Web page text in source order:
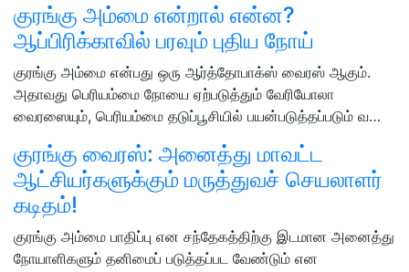
குரங்கு அம்மை என்றால் என்ன?
ஆப்பிரிக்காவில் பரவும் புதிய நோய்
குரங்கு அம்மை என்பது ஒரு ஆர்த்தோபாக்ஸ் வைரஸ் ஆகும்.
அதாவது பெரியம்மை நோயை ஏற்படுத்தும் வேரியோலா
வைரஸையும், பெரியம்மை தடுப்பூசியில் பயன்படுத்தப்படும் வ…
குரங்கு வைரஸ்: அனைத்து மாவட்ட
ஆட்சியர்களுக்கும் மருத்துவச் செயலாளர்
கடிதம்!
குரங்கு அம்மை பாதிப்பு என சந்தேகத்திற்கு இடமான அனைத்து
நோயாளிகளும் தனிமைப் படுத்தப்பட வேண்டும் என